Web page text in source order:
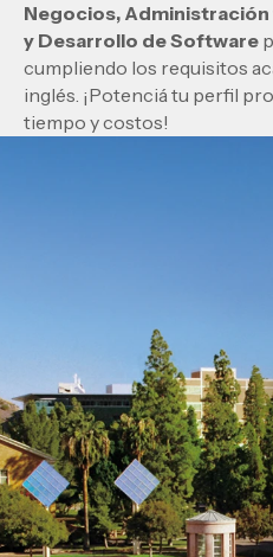
Negocios, Administración
y Desarrollo de Software
cumpliendo los requisitos
inglés. ¡Potenciá tu perfil
tiempo y costos!